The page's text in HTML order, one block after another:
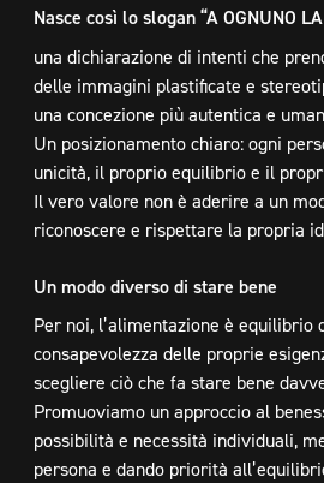
Nasce così loslogan“AOGNUNO LA
una dichiarazione di intenti che
delle immagini plastificate e
una concezione più autentica e
Un posizionamento chiaro: ogni
unicità, il proprio equilibrio e il
Il vero valore non è aderire a un
riconoscere e rispettare la propria
Un mododiversodi stare bene​
Per noi, l’alimentazione è equilibrio
consapevolezza delle proprie
scegliere ciò che fa stare bene
Promuoviamo un approccio al
possibilità e necessità individuali,
persona e dando priorità